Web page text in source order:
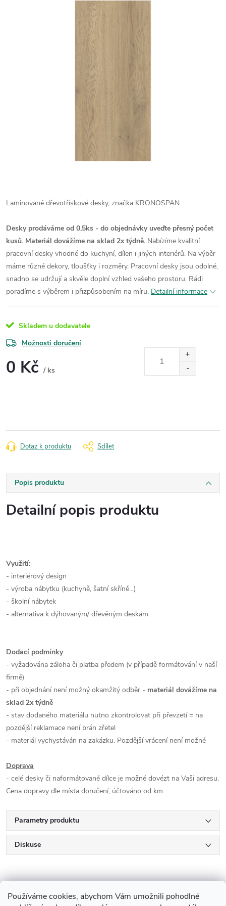
Používáme cookies, abychom Vám umožnili pohodlné
Laminované dřevotřískové desky, značka KRONOSPAN.
Desky prodáváme od 0,5ks - do objednávky uveďte přesný počet
kusů. Materiál dovážíme na sklad 2x týdně. Nabízíme kvalitní
pracovní desky vhodné do kuchyní, dílen i jiných interiérů. Na výběr
máme různé dekory, tloušťky i rozměry. Pracovní desky jsou odolné,
snadno se udržují a skvěle doplní vzhled vašeho prostoru. Rádi
poradíme s výběrem i přizpůsobením na míru. Detailní informace
Skladem u dodavatele
Možnosti doručení
0 Kč / ks
Dotaz k produktu Sdílet
Popis produktu
Detailní popis produktu
Využití:
- interiérový design
- výroba nábytku (kuchyně, šatní skříně...)
- školní nábytek
- alternativa k dýhovaným/ dřevěným deskám
Dodací podmínky
- vyžadována záloha či platba předem (v případě formátování v naší
firmě)
- při objednání není možný okamžitý odběr - materiál dovážíme na
sklad 2x týdně
- stav dodaného materiálu nutno zkontrolovat při převzetí = na
pozdější reklamace není brán zřetel
- materiál vychystáván na zakázku. Pozdější vrácení není možné
Doprava
- celé desky či naformátované dílce je možné dovézt na Vaši adresu.
Cena dopravy dle místa doručení, účtováno od km.
Parametry produktu
Diskuse